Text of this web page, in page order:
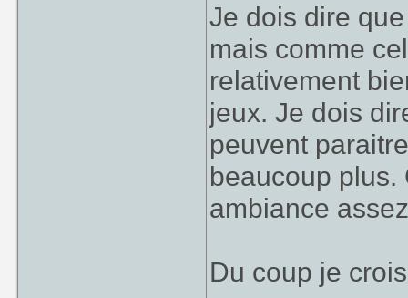
Je dois dire
mais comme
relativement
jeux. Je dois
peuvent
beaucoup plus.
ambiance
Du coup je